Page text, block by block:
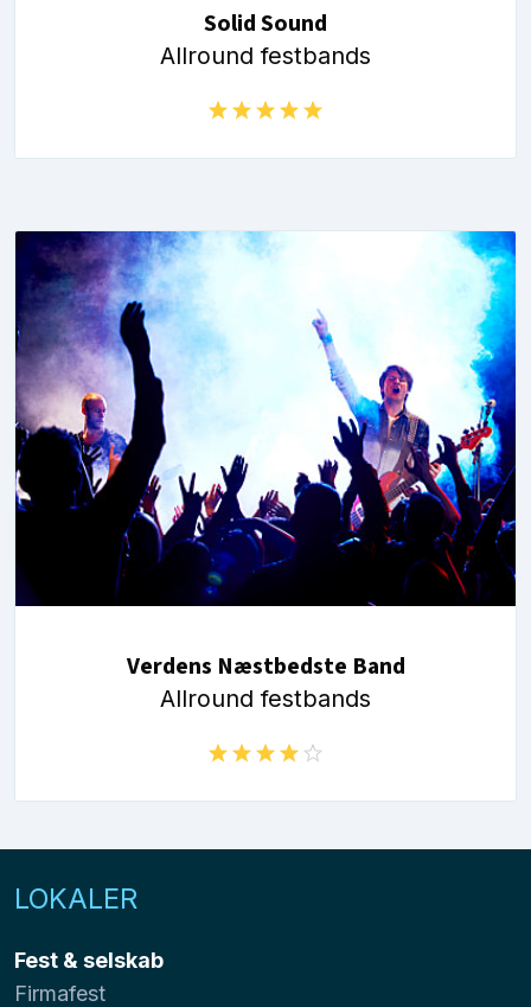
Solid Sound
Allround festbands
Verdens Næstbedste Band
Allround festbands
LOKALER
Fest & selskab
Firmafest